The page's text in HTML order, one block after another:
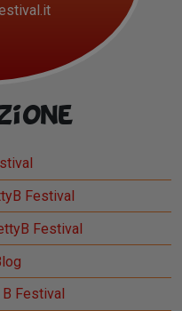
Festival
Festival
Festival